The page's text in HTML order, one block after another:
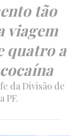
tão
viagem
quatro a
da Divisão de
PF.